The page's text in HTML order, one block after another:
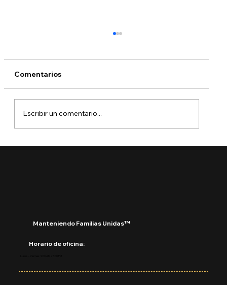
¿Qué está pasando con DACA?
Comentarios
Escribir un comentario...
Manteniendo Familias Unidas™
Horario de oficina: